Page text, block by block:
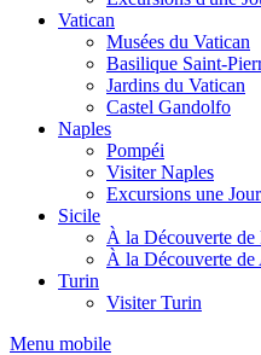
Vatican
Musées du Vatican
Basilique Saint-
Jardins du Vatican
Castel Gandolfo
Naples
Pompéi
Visiter Naples
Excursions une
Sicile
À la Découverte de
À la Découverte de
Turin
Visiter Turin
Menu mobile